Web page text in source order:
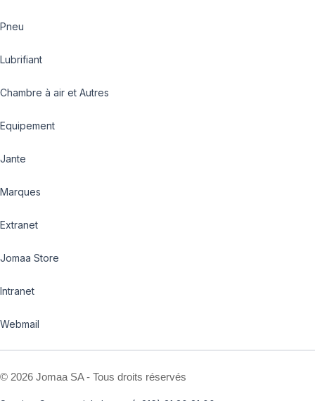
Pneu
Lubrifiant
Chambre à air et Autres
Equipement
Jante
Marques
Extranet
Jomaa Store
Intranet
Webmail
© 2026 Jomaa SA - Tous droits réservés